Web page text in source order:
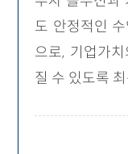
도 안정적인
으로, 기업가
질 수 있도록